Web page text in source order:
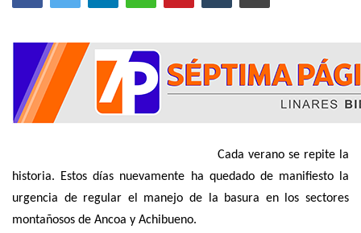
Cada verano se repite la
historia. Estos días nuevamente ha quedado de manifiesto la
urgencia de regular el manejo de la basura en los sectores
montañosos de Ancoa y Achibueno.